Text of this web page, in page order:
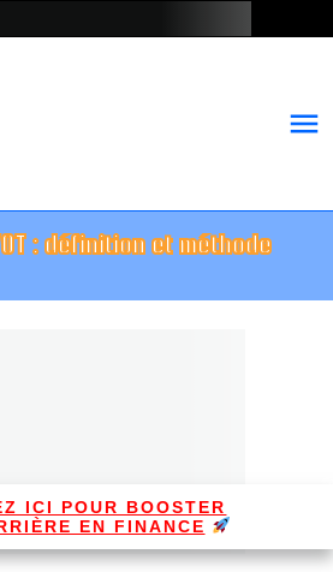
: définition et méthode
ICI POUR BOOSTER
EN FINANCE